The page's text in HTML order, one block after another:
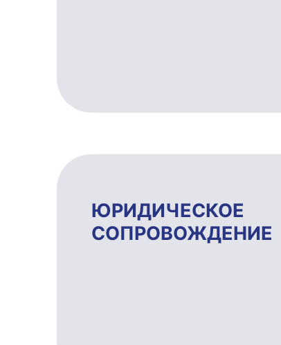
ЮРИДИЧЕ­СКОЕ
СОПРОВОЖ­ДЕ­НИЕ